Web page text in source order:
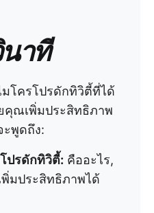
าที
โครโปรดักทิวิตี้ที่ได้
คุณเพิ่มประสิทธิภาพ
ะพูดถึง:
ปรดักทิวิตี้: คืออะไร,
มประสิทธิภาพได้